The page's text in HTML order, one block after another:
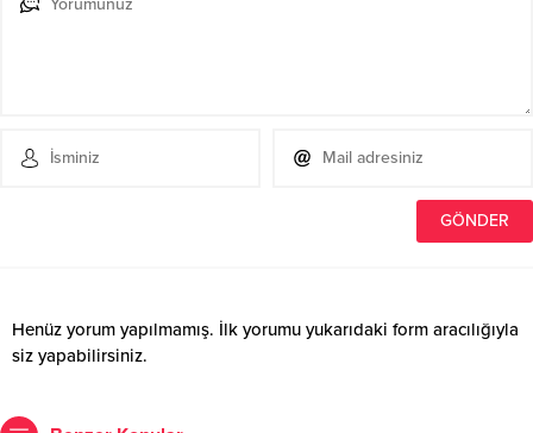
Henüz yorum yapılmamış. İlk yorumu yukarıdaki form aracılığıyla
siz yapabilirsiniz.